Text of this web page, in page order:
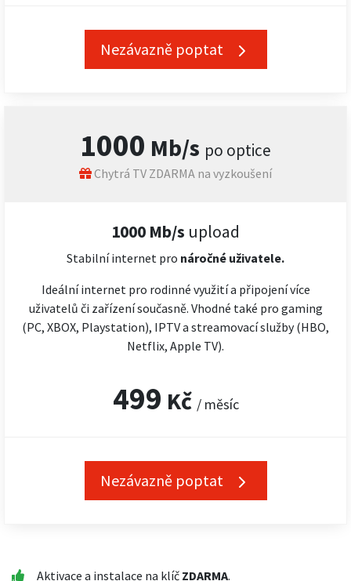
Nezávazně poptat
1000 Mb/s po optice
Chytrá TV ZDARMA na vyzkoušení
1000 Mb/s upload
Stabilní internet pro náročné uživatele.
Ideální internet pro rodinné využití a připojení více
uživatelů či zařízení současně. Vhodné také pro gaming
(PC, XBOX, Playstation), IPTV a streamovací služby (HBO,
Netflix, Apple TV).
499 Kč / měsíc
Nezávazně poptat
Aktivace a instalace na klíč ZDARMA.